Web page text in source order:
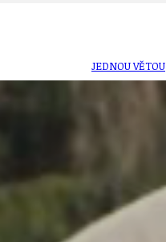
JEDNOU VĚTOU